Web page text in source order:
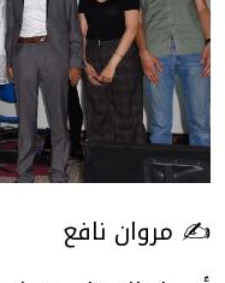
✍️ مروان نافع